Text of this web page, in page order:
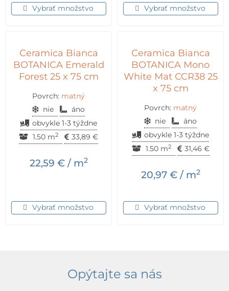
Vybrať množstvo Vybrať množstvo
Ceramica Bianca
BOTANICA Emerald
Forest 25 x 75 cm
Povrch: matný
nie
áno
obvykle 1-3 týždne
1.50 m2 33,89 €
22,59 €/ m2
Vybrať množstvo
Ceramica Bianca
BOTANICA Mono
White Mat CCR38 25
x 75 cm
Povrch: matný
nie
áno
obvykle 1-3 týždne
1.50 m2 31,46 €
20,97 €/ m2
Vybrať množstvo
Opýtajte sa nás